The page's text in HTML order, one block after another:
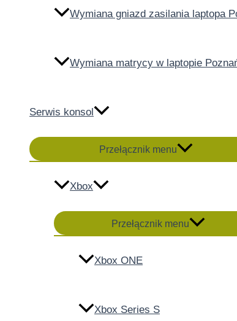
Wymiana gniazd zasilania laptopa
Wymiana matrycy w laptopie
Serwis konsol
Przełącznik menu
Xbox
Przełącznik menu
Xbox ONE
Xbox Series S